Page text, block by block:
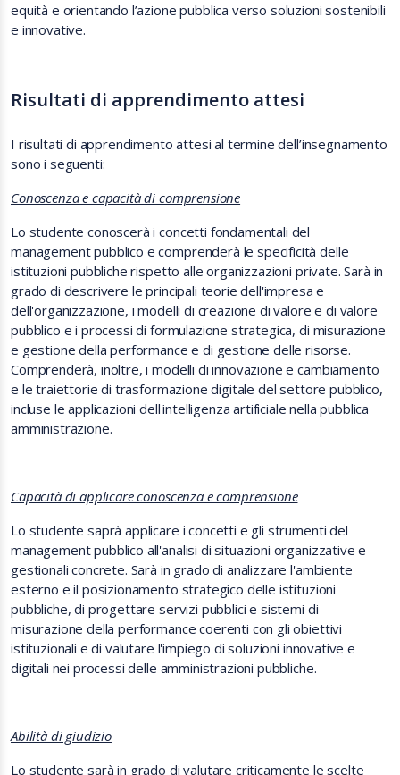
equità e orientando l’azione pubblica verso soluzioni sostenibili
e innovative.
Risultati di apprendimento attesi
I risultati di apprendimento attesi al termine dell’insegnamento
sono i seguenti:
Conoscenza e capacità di comprensione
Lo studente conoscerà i concetti fondamentali del
management pubblico e comprenderà le specificità delle
istituzioni pubbliche rispetto alle organizzazioni private. Sarà in
grado di descrivere le principali teorie dell'impresa e
dell'organizzazione, i modelli di creazione di valore e di valore
pubblico e i processi di formulazione strategica, di misurazione
e gestione della performance e di gestione delle risorse.
Comprenderà, inoltre, i modelli di innovazione e cambiamento
e le traiettorie di trasformazione digitale del settore pubblico,
incluse le applicazioni dell'intelligenza artificiale nella pubblica
amministrazione.
Capacità di applicare conoscenza e comprensione
Lo studente saprà applicare i concetti e gli strumenti del
management pubblico all'analisi di situazioni organizzative e
gestionali concrete. Sarà in grado di analizzare l'ambiente
esterno e il posizionamento strategico delle istituzioni
pubbliche, di progettare servizi pubblici e sistemi di
misurazione della performance coerenti con gli obiettivi
istituzionali e di valutare l'impiego di soluzioni innovative e
digitali nei processi delle amministrazioni pubbliche.
Abilità di giudizio
Lo studente sarà in grado di valutare criticamente le scelte